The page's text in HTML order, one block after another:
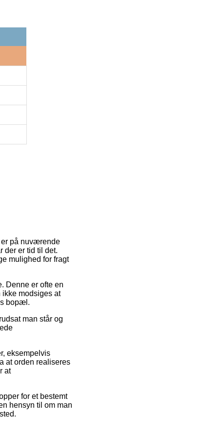
er på nuværende
der er tid til det.
mulighed for fragt
Denne er ofte en
ikke modsiges at
bopæl.
man står og
eksempelvis
at orden realiseres
at
for et bestemt
hensyn til om man